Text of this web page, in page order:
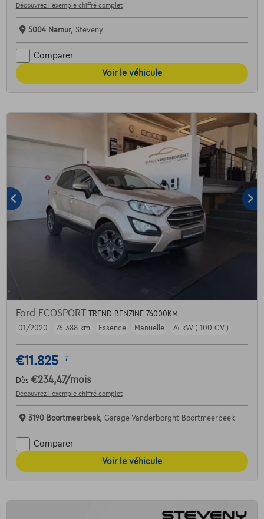
Découvrez l’exemple chiffré complet
5004 Namur, Steveny
Comparer
Voir le véhicule
Ford ECOSPORT
TREND BENZINE 76000KM
01/2020
76.388 km Essence Manuelle 74 kW ( 100 CV )
€11.825 1
Dès €234,47/mois
Découvrez l’exemple chiffré complet
3190 Boortmeerbeek, Garage Vanderborght Boortmeerbeek
Comparer
Voir le véhicule